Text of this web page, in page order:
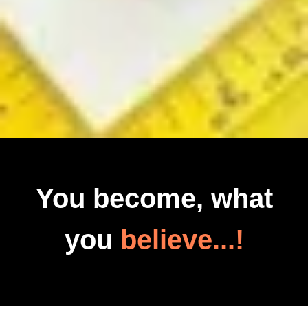
You become, what
you believe...!